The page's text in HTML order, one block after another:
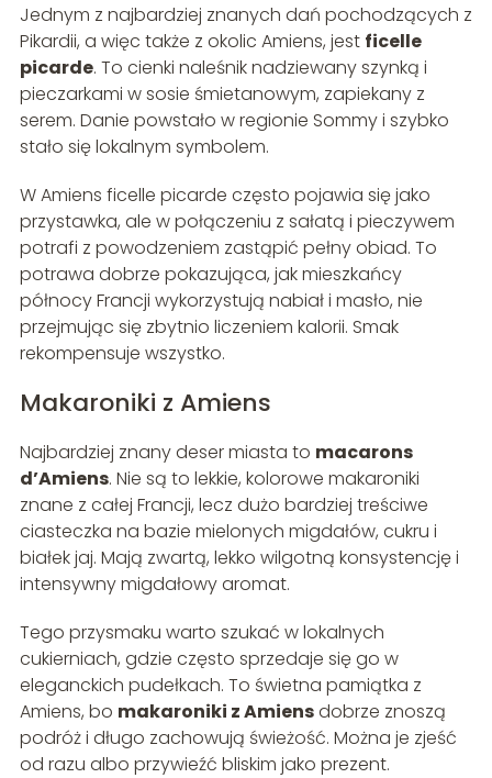
Jednym z najbardziej znanych dań pochodzących z
Pikardii, a więc także z okolic Amiens, jest ficelle
picarde. To cienki naleśnik nadziewany szynką i
pieczarkami w sosie śmietanowym, zapiekany z
serem. Danie powstało w regionie Sommy i szybko
stało się lokalnym symbolem.
W Amiens ficelle picarde często pojawia się jako
przystawka, ale w połączeniu z sałatą i pieczywem
potrafi z powodzeniem zastąpić pełny obiad. To
potrawa dobrze pokazująca, jak mieszkańcy
północy Francji wykorzystują nabiał i masło, nie
przejmując się zbytnio liczeniem kalorii. Smak
rekompensuje wszystko.
Makaroniki z Amiens
Najbardziej znany deser miasta to macarons
d’Amiens. Nie są to lekkie, kolorowe makaroniki
znane z całej Francji, lecz dużo bardziej treściwe
ciasteczka na bazie mielonych migdałów, cukru i
białek jaj. Mają zwartą, lekko wilgotną konsystencję i
intensywny migdałowy aromat.
Tego przysmaku warto szukać w lokalnych
cukierniach, gdzie często sprzedaje się go w
eleganckich pudełkach. To świetna pamiątka z
Amiens, bo makaroniki z Amiensdobrze znoszą
podróż i długo zachowują świeżość. Można je zjeść
od razu albo przywieźć bliskim jako prezent.